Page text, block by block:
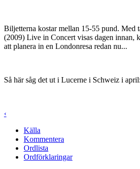
Biljetterna kostar mellan 15-55 pund. Med
(2009) Live in Concert visas dagen innan,
att planera in en Londonresa redan nu...
Så här såg det ut i Lucerne i Schweiz i april:
‹
Källa
Kommentera
Ordlista
Ordförklaringar